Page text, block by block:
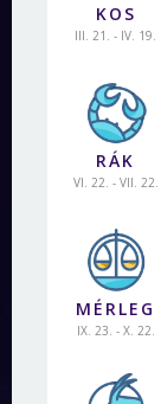
KOS
III. 21. - IV. 19.
RÁK
VI. 22. - VII. 22.
MÉRLEG
IX. 23. - X. 22.